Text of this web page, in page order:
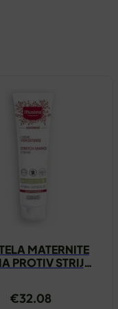
MATERNITE
PROTIV STRIJA
€32.08